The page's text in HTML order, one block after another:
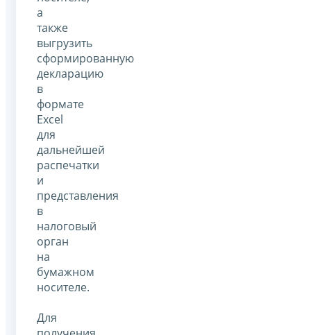
а
также
выгрузить
сформированную
декларацию
в
формате
Excel
для
дальнейшей
распечатки
и
представления
в
налоговый
орган
на
бумажном
носителе.
Для